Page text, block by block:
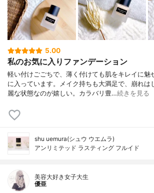
5.00
私のお気に入りファンデーション
軽い付けごごちで、薄く付けても肌をキレイに魅
に入っています。メイク持ちも大満足で、崩れは
麗な状態なのが嬉しい。カラバリ豊…続きを見る
shu uemura(シュウ ウエムラ)
アンリミテッド ラスティング フルイド
美容大好き女子大生
優亜